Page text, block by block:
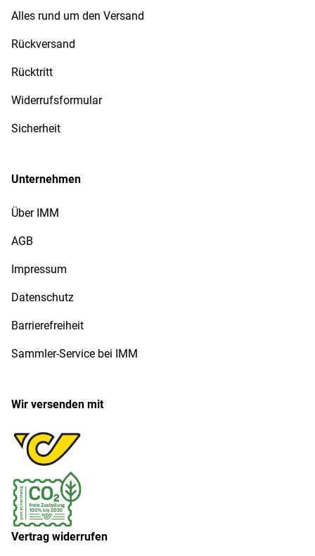
Alles rund um den Versand
Rückversand
Rücktritt
Widerrufsformular
Sicherheit
Unternehmen
Über IMM
AGB
Impressum
Datenschutz
Barrierefreiheit
Sammler-Service bei IMM
Wir versenden mit
Vertrag widerrufen